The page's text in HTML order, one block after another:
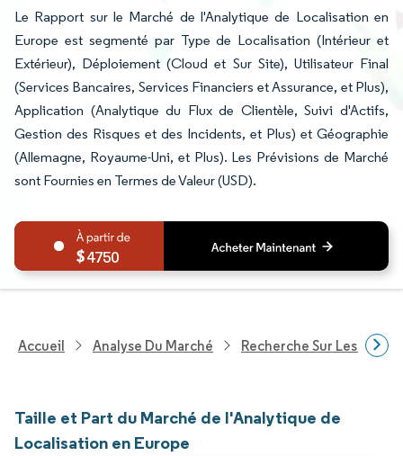
Le Rapport sur le Marché de l'Analytique de Localisation en
Europe est segmenté par Type de Localisation (Intérieur et
Extérieur), Déploiement (Cloud et Sur Site), Utilisateur Final
(Services Bancaires, Services Financiers et Assurance, et Plus),
Application (Analytique du Flux de Clientèle, Suivi d'Actifs,
Gestion des Risques et des Incidents, et Plus) et Géographie
(Allemagne, Royaume-Uni, et Plus). Les Prévisions de Marché
sont Fournies en Termes de Valeur (USD).
4750
Accueil Analyse Du Marché Recherche Sur Les
Taille et Part du Marché de l'Analytique de
Localisation en Europe